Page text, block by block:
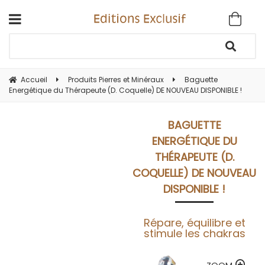
Accueil Produits Pierres et Minéraux
Baguette
Energétique du Thérapeute (D. Coquelle) DE NOUVEAU DISPONIBLE !
BAGUETTE
ENERGÉTIQUE DU
THÉRAPEUTE (D.
COQUELLE) DE NOUVEAU
DISPONIBLE !
Répare, équilibre et
stimule les chakras